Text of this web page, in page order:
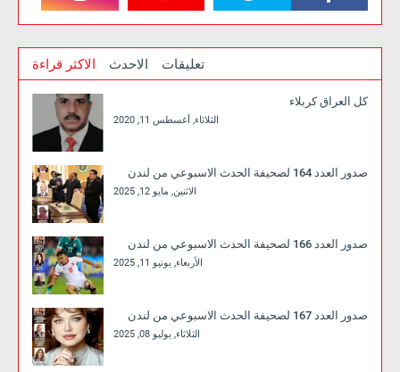
الاكثر قراءة الاحدث تعليقات
كل العراق كربلاء
الثلاثاء, أغسطس 11, 2020
صدور العدد 164 لصحيفة الحدث الاسبوعي من لندن
الاثنين, مايو 12, 2025
صدور العدد 166 لصحيفة الحدث الاسبوعي من لندن
الأربعاء, يونيو 11, 2025
صدور العدد 167 لصحيفة الحدث الاسبوعي من لندن
الثلاثاء, يوليو 08, 2025